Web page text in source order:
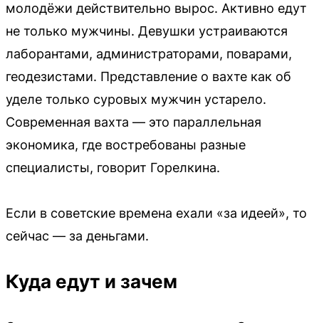
молодёжи действительно вырос. Активно едут
не только мужчины. Девушки устраиваются
лаборантами, администраторами, поварами,
геодезистами. Представление о вахте как об
уделе только суровых мужчин устарело.
Современная вахта — это параллельная
экономика, где востребованы разные
специалисты, говорит Горелкина.
Если в советские времена ехали «за идеей», то
сейчас — за деньгами.
Куда едут и зачем